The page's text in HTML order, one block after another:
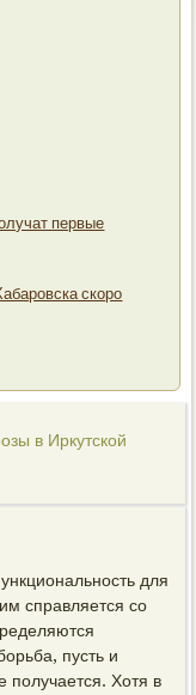
первые
скоро
в Иркутской
для
справляется со
пусть и
получается. Хотя в